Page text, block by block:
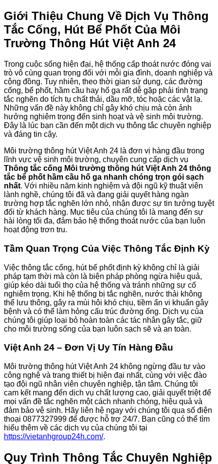
Giới Thiệu Chung Về Dịch Vụ Thông
Tắc Cống, Hút Bể Phốt Của Môi
Trường Thông Hút Việt Anh 24
Trong cuộc sống hiện đại, hệ thống cấp thoát nước đóng vai
trò vô cùng quan trọng đối với mỗi gia đình, doanh nghiệp và
cộng đồng. Tuy nhiên, theo thời gian sử dụng, các đường
cống, bể phốt, hầm cầu hay hố ga rất dễ gặp phải tình trạng
tắc nghẽn do tích tụ chất thải, dầu mỡ, tóc hoặc các vật lạ.
Những vấn đề này không chỉ gây khó chịu mà còn ảnh
hưởng nghiêm trọng đến sinh hoạt và vệ sinh môi trường.
Đây là lúc bạn cần đến một dịch vụ thông tắc chuyên nghiệp
và đáng tin cậy.
Môi trường thông hút Việt Anh 24 là đơn vị hàng đầu trong
lĩnh vực vệ sinh môi trường, chuyên cung cấp dịch vụ
Thông tắc cống Môi trường thông hút Việt Anh 24 thông
tắc bể phốt hầm cầu hố ga nhanh chóng trọn gói sạch
nhất. Với nhiều năm kinh nghiệm và đội ngũ kỹ thuật viên
lành nghề, chúng tôi đã và đang giải quyết hàng ngàn
trường hợp tắc nghẽn lớn nhỏ, nhận được sự tin tưởng tuyệt
đối từ khách hàng. Mục tiêu của chúng tôi là mang đến sự
hài lòng tối đa, đảm bảo hệ thống thoát nước của bạn luôn
hoạt động trơn tru.
Tầm Quan Trọng Của Việc Thông Tắc Định Kỳ
Việc thông tắc cống, hút bể phốt định kỳ không chỉ là giải
pháp tạm thời mà còn là biện pháp phòng ngừa hiệu quả,
giúp kéo dài tuổi thọ của hệ thống và tránh những sự cố
nghiêm trọng. Khi hệ thống bị tắc nghẽn, nước thải không
thể lưu thông, gây ra mùi hôi khó chịu, tiềm ẩn vi khuẩn gây
bệnh và có thể làm hỏng cấu trúc đường ống. Dịch vụ của
chúng tôi giúp loại bỏ hoàn toàn các tác nhân gây tắc, giữ
cho môi trường sống của bạn luôn sạch sẽ và an toàn.
Việt Anh 24 – Đơn Vị Uy Tín Hàng Đầu
Môi trường thông hút Việt Anh 24 không ngừng đầu tư vào
công nghệ và trang thiết bị hiện đại nhất, cùng với việc đào
tạo đội ngũ nhân viên chuyên nghiệp, tận tâm. Chúng tôi
cam kết mang đến dịch vụ chất lượng cao, giải quyết triệt để
mọi vấn đề tắc nghẽn một cách nhanh chóng, hiệu quả và
đảm bảo vệ sinh. Hãy liên hệ ngay với chúng tôi qua số điện
thoại 0877327999 để được hỗ trợ 24/7. Bạn cũng có thể tìm
hiểu thêm về các dịch vụ của chúng tôi tại
https://vietanhgroup24h.com/.
Quy Trình Thông Tắc Chuyên Nghiệp